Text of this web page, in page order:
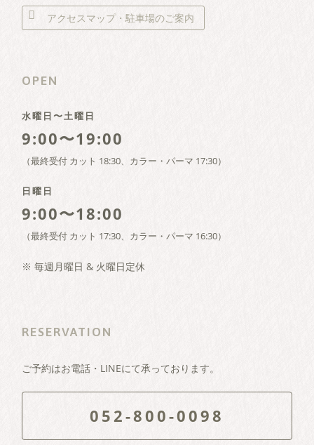
アクセスマップ・駐車場のご案内
OPEN
水曜日〜土曜日
9:00〜19:00
（最終受付 カット 18:30、カラー・パーマ 17:30）
日曜日
9:00〜18:00
（最終受付 カット 17:30、カラー・パーマ 16:30）
※ 毎週月曜日 & 火曜日定休
RESERVATION
ご予約はお電話・LINEにて承っております。
052-800-0098